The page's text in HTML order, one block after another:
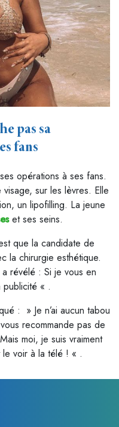
pas sa
fans
opérations à ses fans.
sur les lèvres. Elle
un lipofilling. La jeune
et ses seins.
que la candidate de
la chirurgie esthétique.
révélé : Si je vous en
publicité « .
: » Je n’ai aucun tabou
recommande pas de
moi, je suis vraiment
voir à la télé ! « .